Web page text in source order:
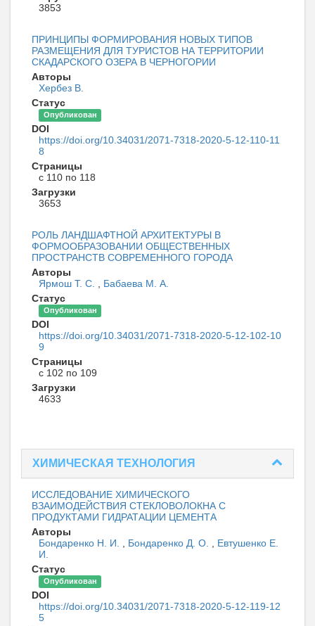
3853
ПРИНЦИПЫ ФОРМИРОВАНИЯ НОВЫХ ТИПОВ
РАЗМЕЩЕНИЯ ДЛЯ ТУРИСТОВ НА ТЕРРИТОРИИ
СКАДАРСКОГО ОЗЕРА В ЧЕРНОГОРИИ
Авторы
Хербез В.
Статус
Опубликован
DOI
https://doi.org/10.34031/2071-7318-2020-5-12-110-11
8
Страницы
с 110 по 118
Загрузки
3653
РОЛЬ ЛАНДШАФТНОЙ АРХИТЕКТУРЫ В
ФОРМООБРАЗОВАНИИ ОБЩЕСТВЕННЫХ
ПРОСТРАНСТВ СОВРЕМЕННОГО ГОРОДА
Авторы
Ярмош Т. С. , Бабаева М. А.
Статус
Опубликован
DOI
https://doi.org/10.34031/2071-7318-2020-5-12-102-10
9
Страницы
с 102 по 109
Загрузки
4633
ХИМИЧЕСКАЯ ТЕХНОЛОГИЯ
ИССЛЕДОВАНИЕ ХИМИЧЕСКОГО
ВЗАИМОДЕЙСТВИЯ СТЕКЛОВОЛОКНА С
ПРОДУКТАМИ ГИДРАТАЦИИ ЦЕМЕНТА
Авторы
Бондаренко Н. И. , Бондаренко Д. О. , Евтушенко Е.
И.
Статус
Опубликован
DOI
https://doi.org/10.34031/2071-7318-2020-5-12-119-12
5